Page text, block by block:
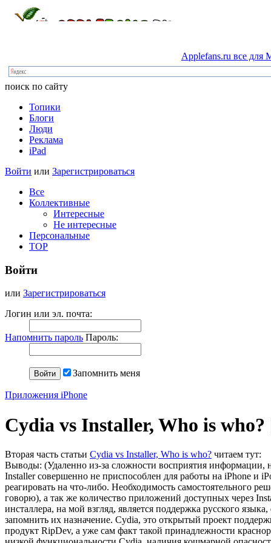
Applefans.ru все для
поиск по сайту
Топики
Блоги
Люди
Реклама
iPad
Войти или Зарегистрироваться
Все
Коллективные
Интересные
Не интересные
Персональные
TOP
Войти
или Зарегистрироваться
Логин или эл. почта:
Напомнить пароль Пароль:
Запомнить меня
Приложения iPhone
Cydia vs Installer, Who is
Вторая часть статьи Cydia vs Installer, Who is who? читаем тут:
Выводы: (Удаленно из-за сложности восприятия информации,
Installer совершенно не приспособлен для работы на iPhone и
реагировать на что-либо. Необходимость самостоятельного
говорю), а так же количество приложений доступных через
инсталлера, на мой взгляд, является поддержка русского
запомнить их назначение. Cydia, это открытый проект
продукт RipDev, а уже сам факт такой принадлежности